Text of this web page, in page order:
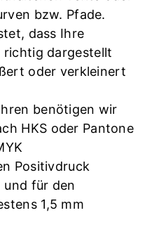
bzw. Pfade.
dass Ihre
dargestellt
oder verkleinert
benötigen wir
HKS oder Pantone
Positivdruck
und für den
1,5 mm